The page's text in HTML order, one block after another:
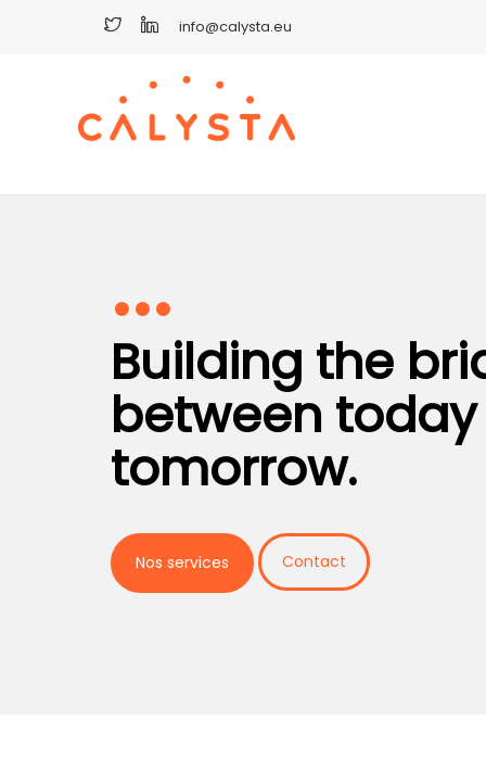
info@calysta.eu
•••
Building the
between
tomorrow.
Nos services Contact